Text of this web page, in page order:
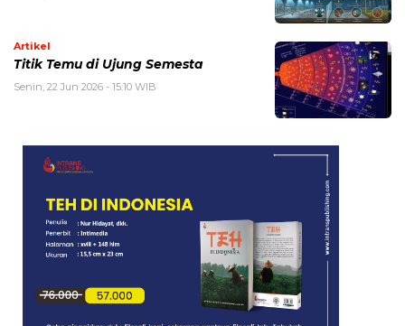
Artikel
Titik Temu di Ujung Semesta
Senin, 22 Jun 2026 - 15:10 WIB